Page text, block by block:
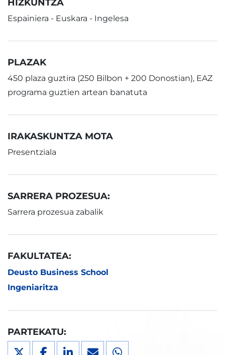
HIZKUNTZA
Espainiera - Euskara - Ingelesa
PLAZAK
450 plaza guztira (250 Bilbon + 200 Donostian), EAZ
programa guztien artean banatuta
IRAKASKUNTZA MOTA
Presentziala
SARRERA PROZESUA:
Sarrera prozesua zabalik
FAKULTATEA:
Deusto Business School
Ingeniaritza
PARTEKATU: